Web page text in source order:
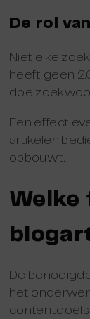
De rol
Niet elke
heeft geen
Een
artikelen
opbouwt.
Welke
De
het